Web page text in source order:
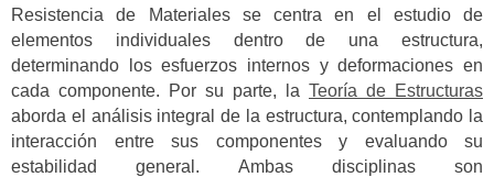
Resistencia de Materiales se centra en el estudio de
elementos individuales dentro de una estructura,
determinando los esfuerzos internos y deformaciones en
cada componente. Por su parte, la Teoría de Estructuras
aborda el análisis integral de la estructura, contemplando la
interacción entre sus componentes y evaluando su
estabilidad general. Ambas disciplinas son